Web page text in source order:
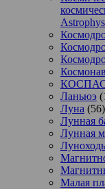
Ланьюэ
Луна (56)
Лунная
Лунная
Малая